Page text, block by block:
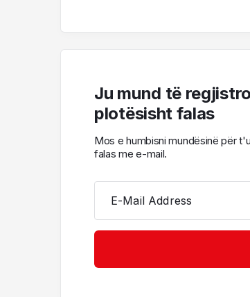
Ju mund të
plotësisht falas
Mos e humbisni mundësinë për
falas me e-mail.
E-Mail Address